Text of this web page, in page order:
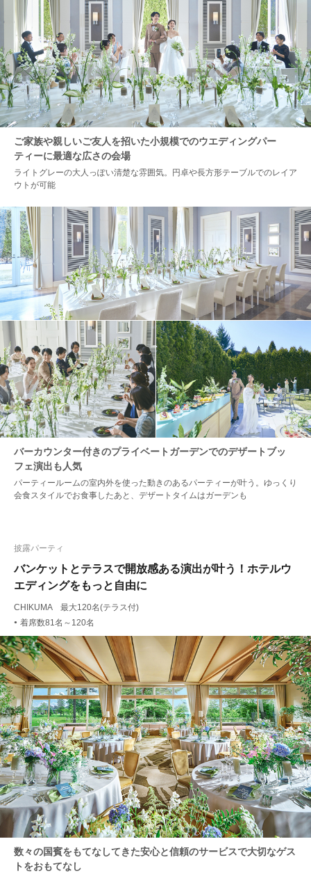
ご家族や親しいご友人を招いた小規模でのウエディングパー
ティーに最適な広さの会場
ライトグレーの大人っぽい清楚な雰囲気。円卓や長方形テーブルでのレイア
ウトが可能
バーカウンター付きのプライベートガーデンでのデザートブッ
フェ演出も人気
パーティールームの室内外を使った動きのあるパーティーが叶う。ゆっくり
会食スタイルでお食事したあと、デザートタイムはガーデンも
バンケットとテラスで開放感ある演出が叶う！ホテルウ
エディングをもっと自由に
披露パーティ
CHIKUMA 最大120名(テラス付)
● 着席数81名～120名
数々の国賓をもてなしてきた安心と信頼のサービスで大切なゲス
トをおもてなし